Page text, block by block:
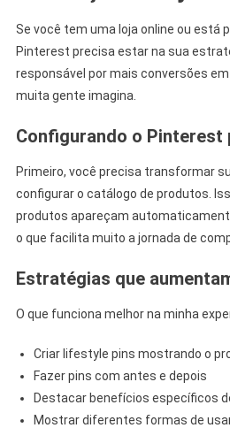
Se você tem uma loja online ou está
Pinterest precisa estar na sua
responsável por mais conversões em
muita gente imagina.
Configurando o Pinterest
Primeiro, você precisa transformar
configurar o catálogo de produtos.
produtos apareçam
o que facilita muito a jornada de
Estratégias que
O que funciona melhor na minha
Criar lifestyle pins mostrando o
Fazer pins com antes e depois
Destacar benefícios específicos
Mostrar diferentes formas de